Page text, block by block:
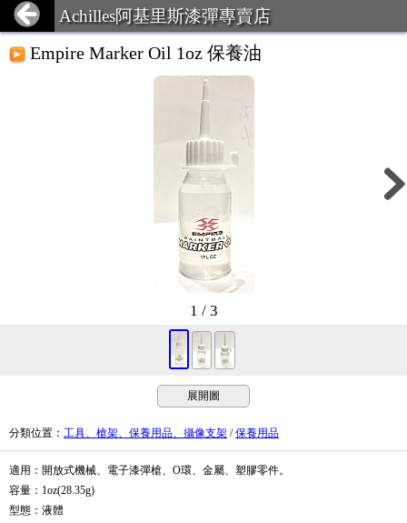
Achilles阿基里斯漆彈專賣店
Empire Marker Oil 1oz 保養油
1 / 3
展開圖
分類位置 ： 工具、槍架、保養用品、攝像支架 /保養用品
適用：開放式機械、電子漆彈槍、O環、金屬、塑膠零件。
容量：1oz(28.35g)
型態：液體